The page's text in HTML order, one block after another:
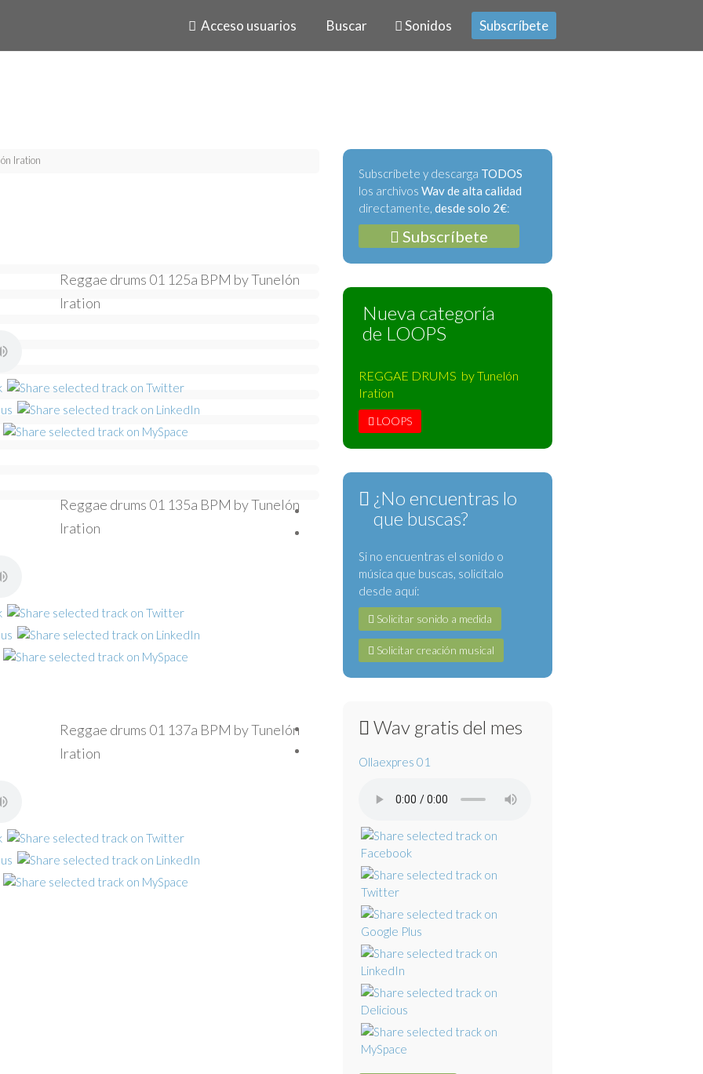
Acceso usuarios Buscar Sonidos Subscríbete
Iration
Reggae drums 01 125a BPM by Tunelón
Iration
Reggae drums 01 135a BPM by Tunelón
Iration
Reggae drums 01 137a BPM by Tunelón
Iration
Subscríbete y descarga TODOS
los archivos Wav de alta calidad
directamente, desde solo 2€:
Subscríbete
Nueva categoría
de LOOPS
REGGAE DRUMS by Tunelón
Iration
LOOPS
¿No encuentras lo
que buscas?
Si no encuentras el sonido o
música que buscas, solicítalo
desde aquí:
Solicitar sonido a medida
Solicitar creación musical
Wav gratis del mes
Ollaexpres 01